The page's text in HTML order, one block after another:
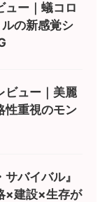
ュー｜蟻コロ
の新感覚シ
ビュー｜美麗
性重視のモン
サバイバル』
×建設×生存が